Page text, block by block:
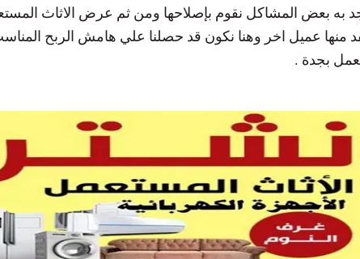
به بعض المشاكل نقوم بإصلاحها ومن ثم عرض الاثاث
منها عميل اخر وهنا نكون قد حصلنا علي هامش الربح
بجدة .